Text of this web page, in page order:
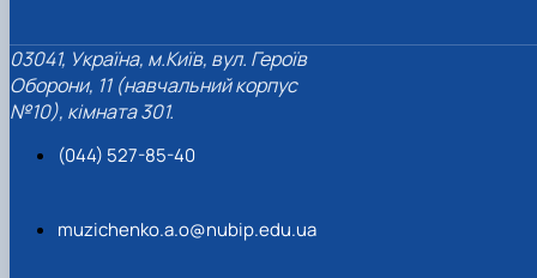
03041, Україна, м.Київ, вул. Героїв
Оборони, 11 (навчальний корпус
№10), кімната 301.
(044) 527-85-40
muzichenko.a.o@nubip.edu.ua